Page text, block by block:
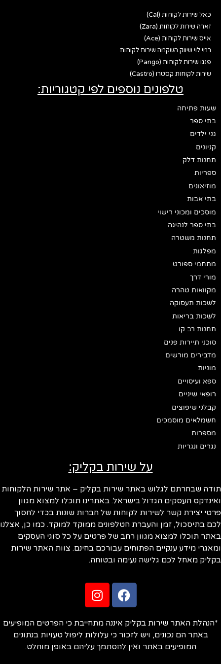
כאל שירות לקוחות (Cal)
זארה שירות לקוחות (Zara)
אייס שירות לקוחות (Ace)
רמי לוי שיווק השקמה שירות לקוחות
פנגו שירות לקוחות (Pango)
שירות לקוחות קסטרו (Castro)
טלפונים נוספים לפי קטגוריות:
שעות פתיחה
בתי ספר
גני ילדים
קניונים
תחנות דלק
ספריות
מוזיאונים
בתי אבות
מוסכים ומכוני רישוי
בתי ספר לנהיגה
תחנות משטרה
מפלגות
מתחמי ספורט
מורי דרך
מקוואות טהרה
לשכות תעסוקה
לשכות בריאות
תחנות רב קו
סוכני תיירות פנים
מדבירים מורשים
מוניות
ספא ועיסויים
רופאי שיניים
קבלני שיפוצים
חשמלאים מוסמכים
מספרות
נגרים ונגריות
על שירות בקליק:
שבחרתם לגלוש באתר שירות בקליק – אתר שירות הלקוחות
העסקים הגדול בישראל. באתרינו תוכלו למצוא מגוון
יצירת קשר לשירות לקוחות של חברות שונות בכדי לחסוך
בתיסכול, זמן והעברת הטלפונים ממוקד למוקד. כמו כן, אצלנו
תוכלו למצוא מגוון רחב של פרטים על כל סוגי העסקים
מידע ענקיים הפתוחים עבורכם בחינם. צוות האתר שירות
מאחל לכם גלישה נעימה ובטוחה.
האתר שירות בקליק איננה מתחייבת כי הפרטים המופיעים
באתר הם נכונים, ויש לזכור כי עלולות ליפול טעויות בנתונים
המופיעים באתר ואין להסתמך עליהם באופן מוחלט.